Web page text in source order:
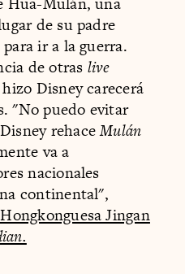
de su padre
ir a la guerra.
de otras live
Disney carecerá
"No puedo evitar
rehaceMulán
va a
nacionales
continental",
Jingan